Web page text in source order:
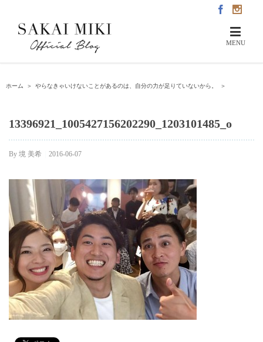
ホーム ＞ やらなきゃいけないことがあるのは、自分の力が足りていないから。 ＞
13396921_1005427156202290_1203101485_o
By 境 美希 2016-06-07